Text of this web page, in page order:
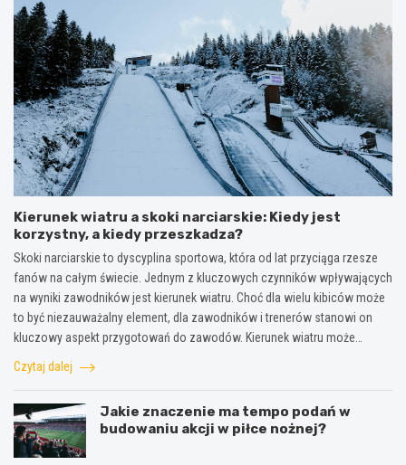
Kierunek wiatru a skoki narciarskie: Kiedy jest
korzystny, a kiedy przeszkadza?
Skoki narciarskie to dyscyplina sportowa, która od lat przyciąga rzesze
fanów na całym świecie. Jednym z kluczowych czynników wpływających
na wyniki zawodników jest kierunek wiatru. Choć dla wielu kibiców może
to być niezauważalny element, dla zawodników i trenerów stanowi on
kluczowy aspekt przygotowań do zawodów. Kierunek wiatru może…
Czytaj dalej
Jakie znaczenie ma tempo podań w
budowaniu akcji w piłce nożnej?